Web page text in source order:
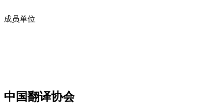
成员单位
中国翻译协会